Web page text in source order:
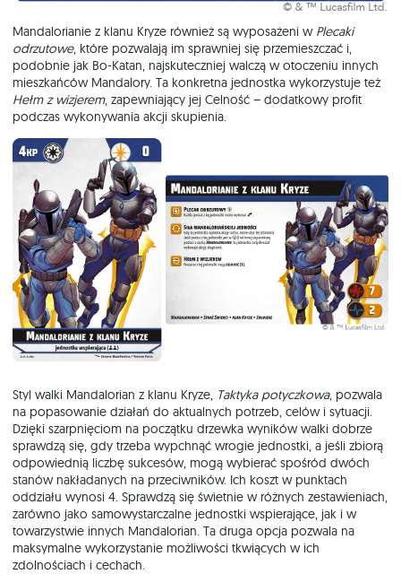
Mandalorianie z klanu Kryze również są wyposażeni w Plecaki
odrzutowe, które pozwalają im sprawniej się przemieszczać i,
podobnie jak Bo-Katan, najskuteczniej walczą w otoczeniu innych
mieszkańców Mandalory. Ta konkretna jednostka wykorzystuje też
Hełm z wizjerem, zapewniający jej Celność – dodatkowy profit
podczas wykonywania akcji skupienia.
Styl walki Mandalorian z klanu Kryze, Taktyka potyczkowa, pozwala
na popasowanie działań do aktualnych potrzeb, celów i sytuacji.
Dzięki szarpnięciom na początku drzewka wyników walki dobrze
sprawdzą się, gdy trzeba wypchnąć wrogie jednostki, a jeśli zbiorą
odpowiednią liczbę sukcesów, mogą wybierać spośród dwóch
stanów nakładanych na przeciwników. Ich koszt w punktach
oddziału wynosi 4. Sprawdzą się świetnie w różnych zestawieniach,
zarówno jako samowystarczalne jednostki wspierające, jak i w
towarzystwie innych Mandalorian. Ta druga opcja pozwala na
maksymalne wykorzystanie możliwości tkwiących w ich
zdolnościach i cechach.